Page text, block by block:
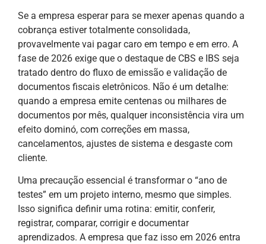
Se a empresa esperar para se mexer apenas quando a
cobrança estiver totalmente consolidada,
provavelmente vai pagar caro em tempo e em erro. A
fase de 2026 exige que o destaque de CBS e IBS seja
tratado dentro do fluxo de emissão e validação de
documentos fiscais eletrônicos. Não é um detalhe:
quando a empresa emite centenas ou milhares de
documentos por mês, qualquer inconsistência vira um
efeito dominó, com correções em massa,
cancelamentos, ajustes de sistema e desgaste com
cliente.
Uma precaução essencial é transformar o “ano de
testes” em um projeto interno, mesmo que simples.
Isso significa definir uma rotina: emitir, conferir,
registrar, comparar, corrigir e documentar
aprendizados. A empresa que faz isso em 2026 entra